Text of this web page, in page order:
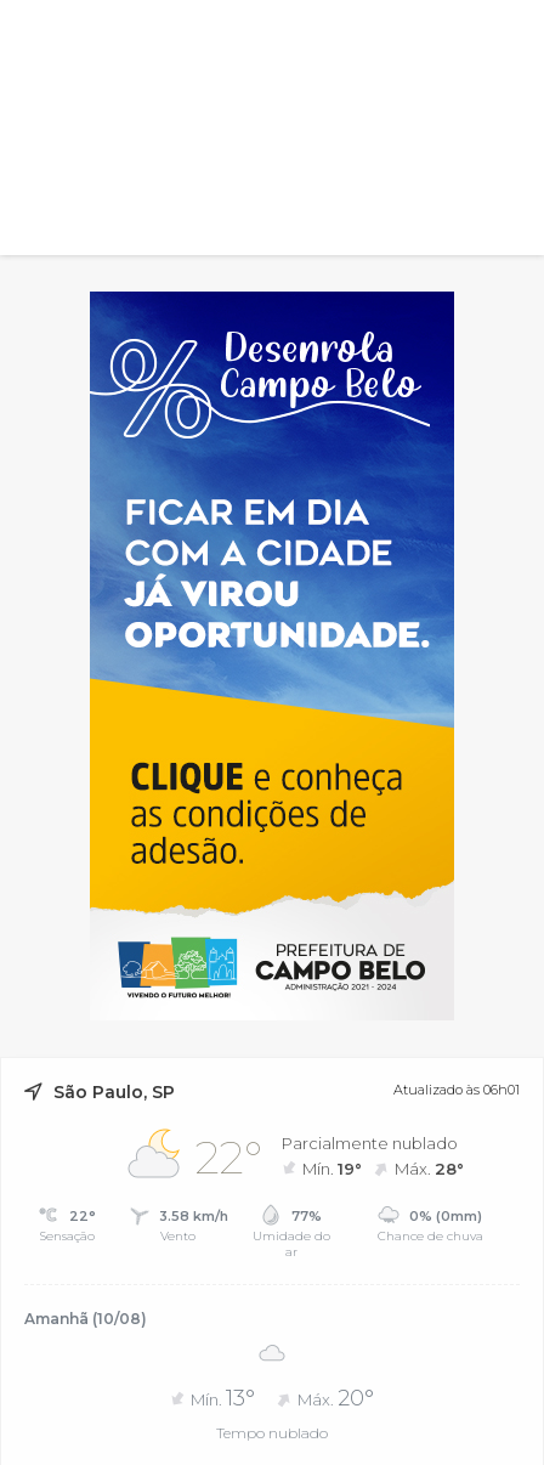
São Paulo, SP Atualizado às 06h01
22°
Parcialmente nublado
Mín.19° Máx. 28°
22°
Sensação
3.58 km/h
Vento
77%
Umidade do
ar
0% (0mm)
Chance de chuva
Amanhã (10/08)
Mín. 13° Máx. 20°
Tempo nublado